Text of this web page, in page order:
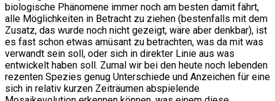
biologische Phänomene immer noch am besten damit fährt,
alle Möglichkeiten in Betracht zu ziehen (bestenfalls mit dem
Zusatz, das wurde noch nicht gezeigt, wäre aber denkbar), ist
es fast schon etwas amüsant zu betrachten, was da mit was
verwandt sein soll, oder sich in direkter Linie aus was
entwickelt haben soll. Zumal wir bei den heute noch lebenden
rezenten Spezies genug Unterschiede und Anzeichen für eine
sich in relativ kurzen Zeiträumen abspielende